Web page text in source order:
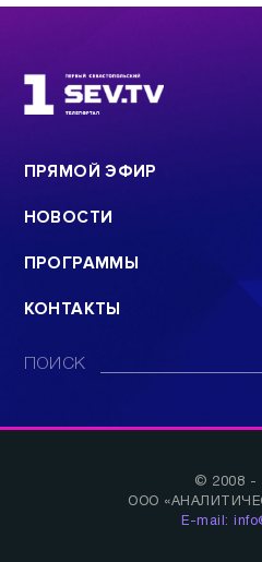
ПРЯМОЙ ЭФИР
НОВОСТИ
ПРОГРАММЫ
КОНТАКТЫ
ПОИСК
© 2008 -
ООО
E-mail: